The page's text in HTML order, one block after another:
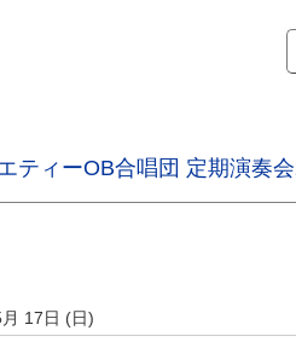
ティーOB合唱団 定期演奏
17日 (日)